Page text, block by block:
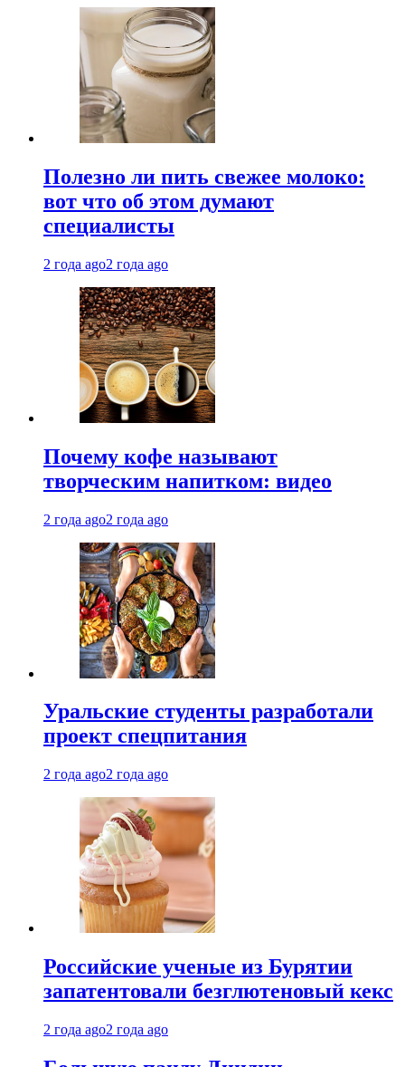
Полезно ли пить свежее молоко:
вот что об этом думают
специалисты
2 года ago2 года ago
Почему кофе называют
творческим напитком: видео
2 года ago2 года ago
Уральские студенты разработали
проект спецпитания
2 года ago2 года ago
Российские ученые из Бурятии
запатентовали безглютеновый кекс
2 года ago2 года ago